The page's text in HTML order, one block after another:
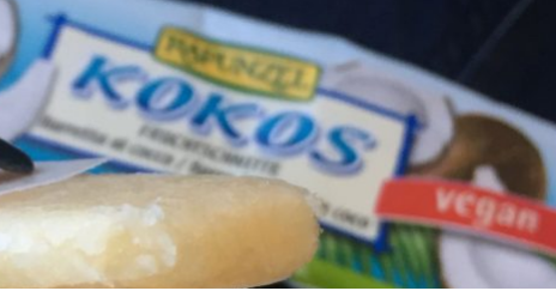
награда
от
Mastercard.
Розов
хумус.